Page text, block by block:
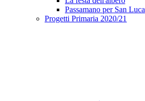
Passamano per San Luca
Progetti Primaria 2020/21